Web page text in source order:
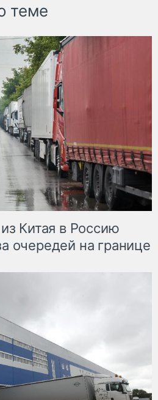
теме
Китая в Россию
очередей на границе